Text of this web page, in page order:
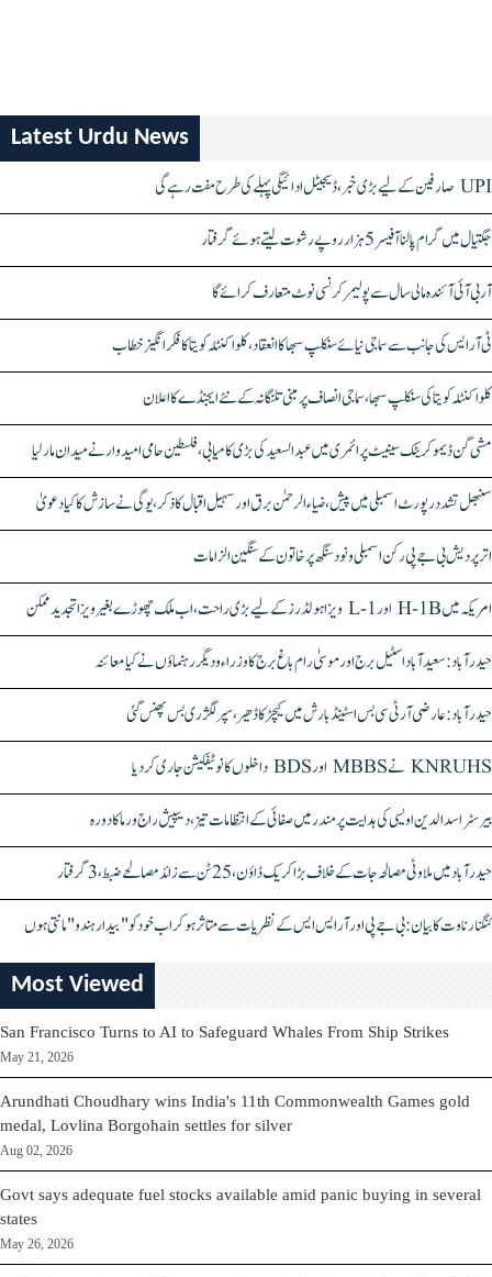
Latest Urdu News
UPI صارفین کے لیے بڑی خبر، ڈیجیٹل ادائیگی پہلے کی طرح مفت رہے گی
جگتیال میں گرام پالنا آفیسر 5 ہزار روپے رشوت لیتے ہوئے گرفتار
آر بی آئی آئندہ مالی سال سے پولیمر کرنسی نوٹ متعارف کرائے گا
ٹی آر ایس کی جانب سے سماجی نیائے سنکلپ سبھا کا انعقاد، کلواکنٹلہ کویتا کا فکر انگیز خطاب
کلواکنٹلہ کویتا کی سنکلپ سبھا، سماجی انصاف پر مبنی تلنگانہ کے نئے ایجنڈے کا اعلان
مشی گن ڈیموکریٹک سینیٹ پرائمری میں عبدالسعید کی بڑی کامیابی، فلسطین حامی امیدوار نے میدان مار لیا
سنبھل تشدد رپورٹ اسمبلی میں پیش، ضیاء الرحمٰن برق اور سہیل اقبال کا ذکر، یوگی نے سازش کا کیا دعویٰ
اتر پردیش بی جے پی رکن اسمبلی ونود سنگھ پر خاتون کے سنگین الزامات
امریکہ میں H-1B اور L-1 ویزا ہولڈرز کے لیے بڑی راحت، اب ملک چھوڑے بغیر ویزا تجدید ممکن
حیدرآباد: سعیدآباد اسٹیل برج اور موسیٰ رام باغ برج کا وزراء و دیگر رہنماؤں نے کیا معائنہ
حیدرآباد: عارضی آر ٹی سی بس اسٹینڈ بارش میں کیچڑ کا ڈھیر، سپر لگژری بس پھنس گئی
KNRUHS نے MBBS اور BDS داخلوں کا نوٹیفکیشن جاری کر دیا
بیرسٹر اسدالدین اویسی کی ہدایت پر مندر میں صفائی کے انتظامات تیز، دیپیش راج ورما کا دورہ
حیدرآباد میں ملاوٹی مصالحہ جات کے خلاف بڑا کریک ڈاؤن، 25 ٹن سے زائد مصالحے ضبط، 3 گرفتار
کنگنا رناوت کا بیان: بی جے پی اور آر ایس ایس کے نظریات سے متاثر ہو کر اب خود کو "بیدار ہندو" مانتی ہوں
Most Viewed
San Francisco Turns to AI to Safeguard Whales From Ship Strikes
May 21, 2026
Arundhati Choudhary wins India's 11th Commonwealth Games gold
medal, Lovlina Borgohain settles for silver
Aug 02, 2026
Govt says adequate fuel stocks available amid panic buying in several
states
May 26, 2026